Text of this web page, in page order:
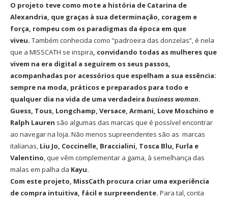
O projeto teve como mote a história de Catarina de
Alexandria, que graças à sua determinação, coragem e
força, rompeu com os paradigmas da época em que
viveu. Também conhecida como “padroeira das donzelas”, é nela
que a MISSCATH se inspira, convidando todas as mulheres que
vivem na era digital a seguirem os seus passos,
acompanhadas por acessórios que espelham a sua essência:
sempre na moda, práticos e preparados para todo e
qualquer dia na vida de uma verdadeira business woman.
Guess, Tous, Longchamp, Versace, Armani, Love Moschino e
Ralph Lauren são algumas das marcas que é possível encontrar
ao navegar na loja. Não menos supreendentes são as marcas
italianas, Liu Jo, Coccinelle, Braccialini, Tosca Blu, Furla e
Valentino, que vêm complementar a gama, à semelhança das
malas em palha da Kayu.
Com este projeto, MissCath procura criar uma experiência
de compra intuitiva, fácil e surpreendente. Para tal, conta